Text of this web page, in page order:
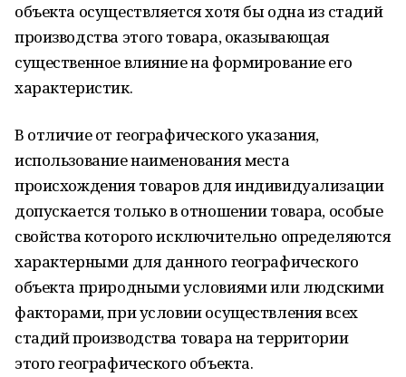
объекта осуществляется хотя бы одна из стадий
производства этого товара, оказывающая
существенное влияние на формирование его
характеристик.
В отличие от географического указания,
использование наименования места
происхождения товаров для индивидуализации
допускается только в отношении товара, особые
свойства которого исключительно определяются
характерными для данного географического
объекта природными условиями или людскими
факторами, при условии осуществления всех
стадий производства товара на территории
этого географического объекта.